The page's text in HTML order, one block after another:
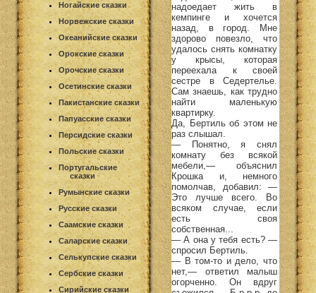
Ногайские сказки
Норвежские сказки
Океанийские сказки
Орокские сказки
Орочские сказки
Осетинские сказки
Пакистанские сказки
Папуасские сказки
Персидские сказки
Польские сказки
Португальские
сказки
Румынские сказки
Русские сказки
Саамские сказки
Саларские сказки
Селькупские сказки
Сербские сказки
Сирийские сказки
надоедает жить в
кемпинге и хочется
назад, в город. Мне
здорово повезло, что
удалось снять комнатку
у крысы, которая
переехала к своей
сестре в Седертелье.
Сам знаешь, как трудно
найти маленькую
квартирку.
Да, Бертиль об этом не
раз слышал.
— Понятно, я снял
комнату без всякой
мебели,— объяснил
Крошка и, немного
помолчав, добавил: —
Это лучше всего. Во
всяком случае, если
есть своя
собственная...
— А она у тебя есть? —
спросил Бертиль.
— В том-то и дело, что
нет,— ответил малыш
огорченно. Он вдруг